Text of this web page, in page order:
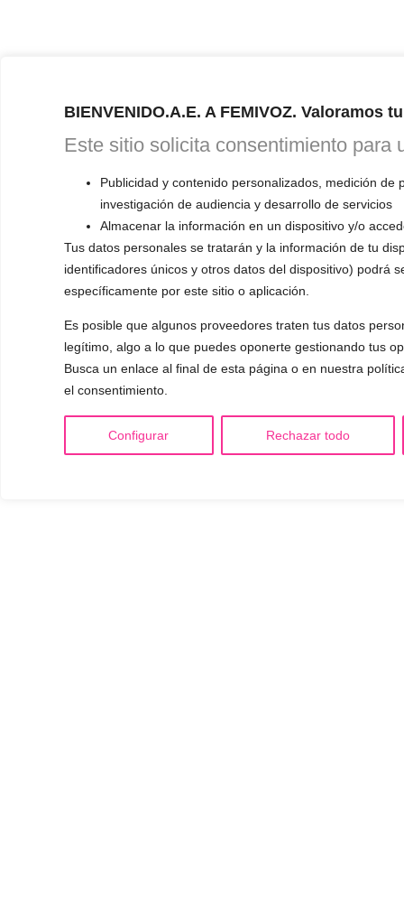
BIENVENIDO.A.E. A FEMIVOZ. Valoramos
Este sitio solicita consentimiento para
Publicidad y contenido personalizados, medición de
investigación de audiencia y desarrollo de servicios
Almacenar la información en un dispositivo y/o
Tus datos personales se tratarán y la información de tu
identificadores únicos y otros datos del dispositivo) podrá
específicamente por este sitio o aplicación.
Es posible que algunos proveedores traten tus datos
legítimo, algo a lo que puedes oponerte gestionando tus
Busca un enlace al final de esta página o en nuestra
el consentimiento.
Configurar Rechazar todo